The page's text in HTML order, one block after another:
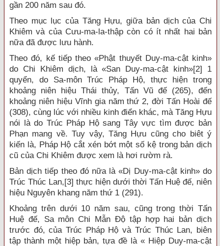
gần 200 năm sau đó.
Theo mục lục của Tăng Hựu, giữa bản dịch của Chi
Khiêm và của Cưu-ma-la-thập còn có ít nhất hai bản
nữa đã được lưu hành.
Theo đó, kế tiếp theo «Phật thuyết Duy-ma-cật kinh»
do Chi Khiêm dịch, là «San Duy-ma-cật kinh»[2]
1
quyển, do Sa-môn Trúc Pháp Hộ, thực hiện trong
khoảng niên hiệu Thái thủy, Tấn Vũ đế (265), đến
khoảng niên hiệu Vĩnh gia năm thứ 2, đời Tấn Hoài đế
(308), cùng lúc với nhiều kinh điển khác, mà Tăng Hựu
nói là do Trúc Pháp Hộ sang Tây vực tìm được bản
Phạn mang về. Tuy vậy, Tăng Hựu cũng cho biêt ý
kiến là, Pháp Hộ cắt xén bớt một số kệ trong bản dịch
cũ của Chi Khiêm được xem là hơi rườm rà.
Bản dịch tiếp theo đó nữa là «Dị Duy-ma-cật kinh» do
Trúc Thúc Lan,[3] thực hiện dưới thời Tấn Huệ đế, niên
hiệu Nguyên khang năm thứ 1 (291).
Khoảng trên dưới 10 năm sau, cũng trong thời Tấn
Huệ đế, Sa môn Chi Mẫn Độ tập hợp hai bản dịch
trước đó, của Trúc Pháp Hộ và Trúc Thúc Lan, biên
tập thành một hiệp bản, tựa đề là « Hiệp Duy-ma-cật